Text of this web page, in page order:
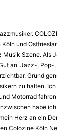
und
Szene. Als
an. Jazz-, Pop-
Grund
zu halten. Ich
Motorrad
habe
Herz an ein
Colozine Köln